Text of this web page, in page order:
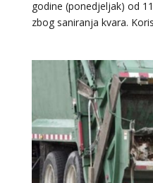
godine (ponedjeljak) od
zbog saniranja kvara.